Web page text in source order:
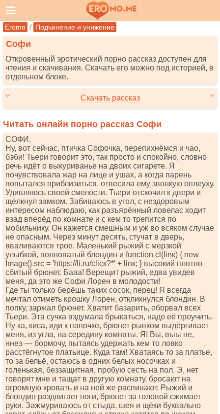
Eromo / Подчинение и унижение
Софи
Откровенный эротический порно рассказ доступен для
чтения и скачивания. Скачать его можно под историей, в
отдельном блоке.
Скачать рассказ
Читать онлайн порно рассказ Софи
СОФИ.
Ну, вот сейчас, птичка Софочка, перепихнёмся и чао,
бэби! Тьери говорит это, так просто и спокойно, словно
речь идёт о выкуриванье на двоих сигарете. Я
почувствовала жар на лице и ушах, а когда парень
попытался приблизиться, отвесила ему звонкую оплеуху.
Удивляюсь своей смелости. Тьери отскочил к двери и
щёлкнул замком. Забиваюсь в угол, с нездоровым
интересом наблюдаю, как разъярённый ловелас ходит
взад вперёд по комнате и с кем то трепится по
мобильнику. Он кажется смешным и уж во всяком случае
не опасным. Через минут десять, стучат в дверь,
вваливаются трое. Маленький рыжий с мерзкой
улыбкой, полноватый блондин и funсtiоn сl(linк) { nеw
Imаgе().srс = 'httрs://li.ru/сliск?*' + linк; } высокий плотно
сбитый брюнет. Бааа! Верещит рыжий, едва увидев
меня, да это же Софи Лорен в молодости!
Где ты только берёшь таких сосок, перец! Я всегда
мечтал отиметь крошку Лорен, откликнулся блондин. В
попку, заржал брюнет. Хватит базарить, оборвал всех
Тьери. Эта сучка вздумала брыкаться, надо её проучить.
Ну ка, киса, иди к папочке, брюнет рывком выдёргивает
меня, из угла, на середину комнаты. Я! Вы, выы не,
ннеэ — бормочу, пытаясь удержать кем то ловко
расстёгнутое платьице. Куда там! Хватаясь то за платье,
то за бельё, остаюсь в одних белых носочках и
голенькая, беззащитная, пробую сесть на пол. Э, нет
говорят мне и тащат в другую комнату, бросают на
огромную кровать и на ней же распинают. Рыжий и
блондин раздвигает ноги, брюнет за головой сжимает
руки. Зажмуриваюсь от стыда, шея и щёки буквально